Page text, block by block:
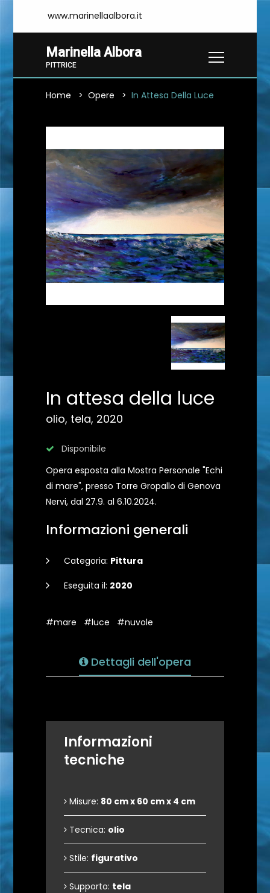
www.marinellaalbora.it
Marinella Albora
PITTRICE
Home Opere In Attesa Della Luce
In attesa della luce
olio, tela, 2020
Disponibile
Opera esposta alla Mostra Personale "Echi
di mare", presso Torre Gropallo di Genova
Nervi, dal 27.9. al 6.10.2024.
Informazioni generali
Categoria: Pittura
Eseguita il: 2020
#mare #luce #nuvole
Dettagli dell'opera
Informazioni
tecniche
Misure: 80 cm x 60 cm x 4 cm
Tecnica: olio
Stile: figurativo
Supporto: tela